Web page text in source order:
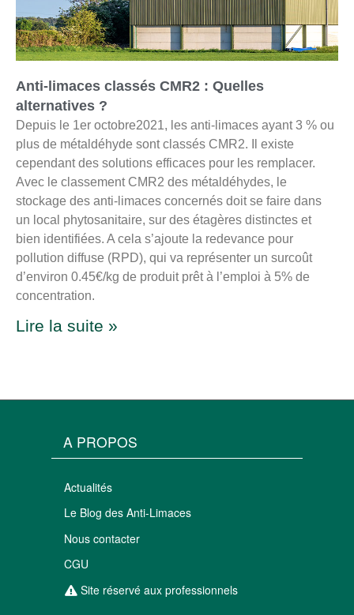
Anti-limaces classés CMR2 : Quelles
alternatives ?
Depuis le 1er octobre2021, les anti-limaces ayant 3 % ou
plus de métaldéhyde sont classés CMR2. Il existe
cependant des solutions efficaces pour les remplacer.
Avec le classement CMR2 des métaldéhydes, le
stockage des anti-limaces concernés doit se faire dans
un local phytosanitaire, sur des étagères distinctes et
bien identifiées. A cela s’ajoute la redevance pour
pollution diffuse (RPD), qui va représenter un surcoût
d’environ 0.45€/kg de produit prêt à l’emploi à 5% de
concentration.
Lire la suite »
A PROPOS
Actualités
Le Blog des Anti-Limaces
Nous contacter
CGU
Site réservé aux professionnels